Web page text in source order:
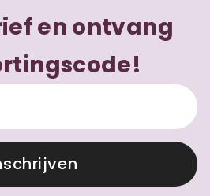
en ontvang